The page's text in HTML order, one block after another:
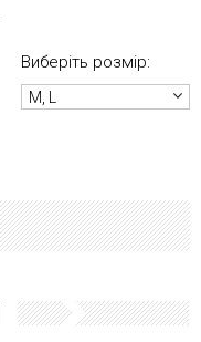
Виберіть розмір:
M, L